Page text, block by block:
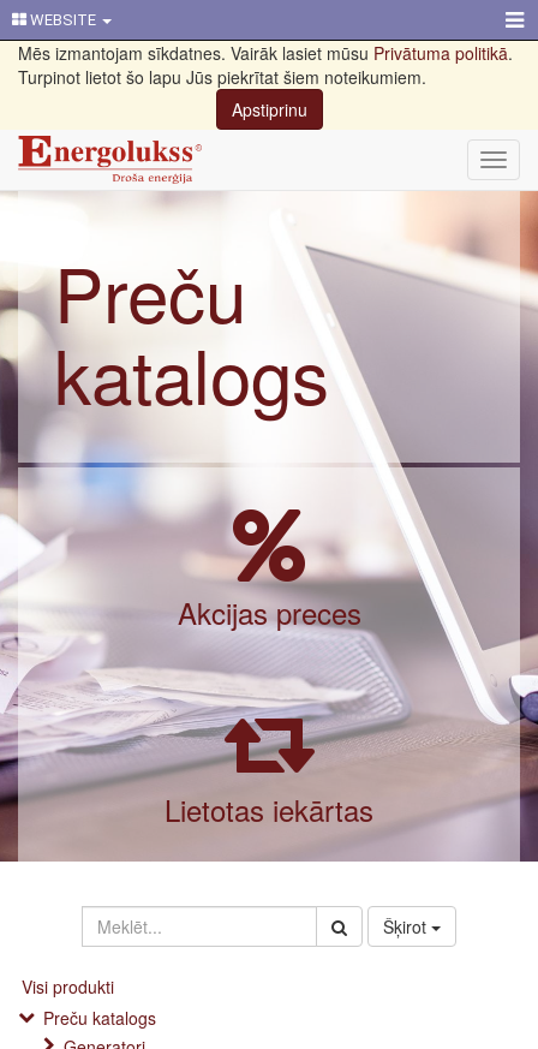
WEBSITE
Mēs izmantojam sīkdatnes. Vairāk lasiet mūsu Privātuma politikā.
Turpinot lietot šo lapu Jūs piekrītat šiem noteikumiem.
Apstiprinu
Preču
katalogs
Akcijas preces
Lietotas iekārtas
Šķirot
Visi produkti
Preču katalogs